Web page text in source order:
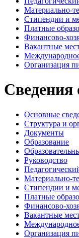
Материально-
Стипендии и
Платные
Финансово-
Вакантные
Организация
Сведения
Основные
Структура и
Документы
Образование
Руководство
Материально-
Стипендии и
Платные
Финансово-
Вакантные
Организация